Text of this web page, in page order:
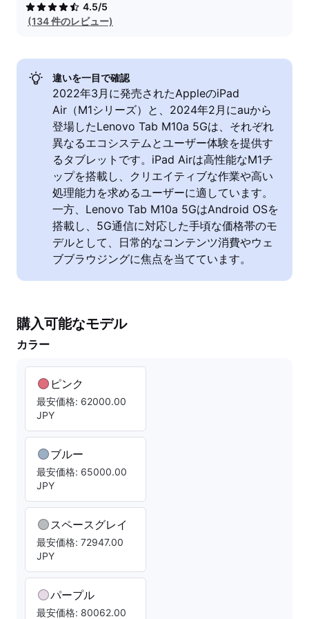
4.5/5
(134 件のレビュー)
違いを一目で確認
2022年3月に発売されたAppleのiPad
Air（M1シリーズ）と、2024年2月にauから
登場したLenovo Tab M10a 5Gは、それぞれ
異なるエコシステムとユーザー体験を提供す
るタブレットです。iPad Airは高性能なM1チ
ップを搭載し、クリエイティブな作業や高い
処理能力を求めるユーザーに適しています。
一方、Lenovo Tab M10a 5GはAndroid OSを
搭載し、5G通信に対応した手頃な価格帯のモ
デルとして、日常的なコンテンツ消費やウェ
ブブラウジングに焦点を当てています。
購入可能なモデル
カラー
ピンク
最安価格: 62000.00
JPY
ブルー
最安価格: 65000.00
JPY
スペースグレイ
最安価格: 72947.00
JPY
パープル
最安価格: 80062.00